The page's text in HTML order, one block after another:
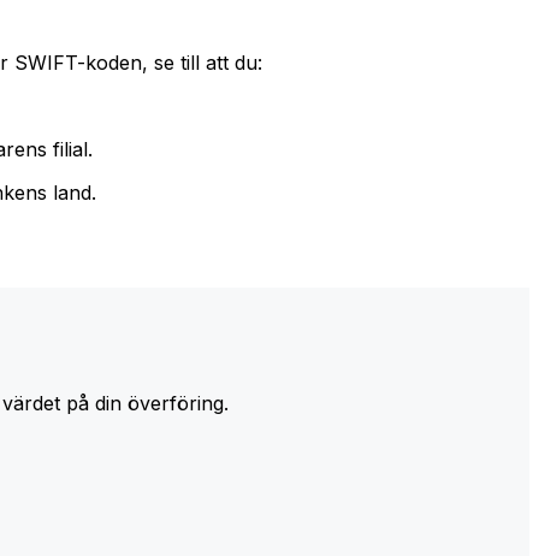
koden, se till att du:
filial.
land.
på din överföring.